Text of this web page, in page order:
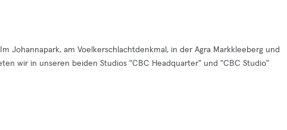
Johannapark, am Voelkerschlachtdenkmal, in der Agra Markkleeberg und
wir in unseren beiden Studios "CBC Headquarter" und "CBC Studio"